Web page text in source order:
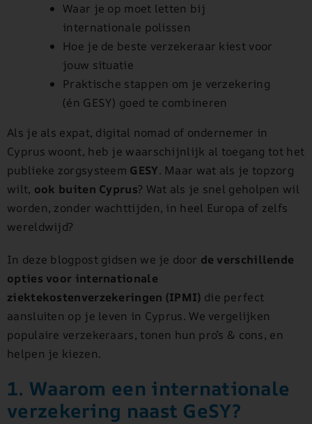
Waar je op moet letten bij
internationale polissen
Hoe je de beste verzekeraar kiest voor
jouw situatie
Praktische stappen om je verzekering
(én GESY) goed te combineren
Als je als expat, digital nomad of ondernemer in
Cyprus woont, heb je waarschijnlijk al toegang tot het
publieke zorgsysteem GESY. Maar wat als je topzorg
wilt, ook buiten Cyprus? Wat als je snel geholpen wil
worden, zonder wachttijden, in heel Europa of zelfs
wereldwijd?
In deze blogpost gidsen we je door de verschillende
opties voor internationale
ziektekostenverzekeringen (IPMI) die perfect
aansluiten op je leven in Cyprus. We vergelijken
populaire verzekeraars, tonen hun pro’s & cons, en
helpen je kiezen.
1. Waarom een internationale
verzekering naast GeSY?